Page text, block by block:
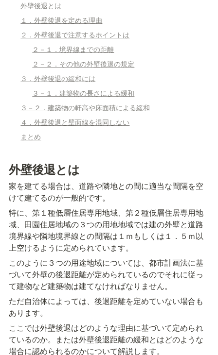
外壁後退とは
１．外壁後退を定める理由
２．外壁後退で注意するホイントは
２－１．境界線までの距離
２－２．その他の外壁後退の規定
３．外壁後退の緩和には
３－１．建築物の長さによる緩和
３－２．建築物の軒高や床面積による緩和
４．外壁後退と壁面線を混同しない
まとめ
外壁後退とは
家を建てる場合は、道路や隣地との間に適当な間隔を空
けて建てるのが一般的です。
特に、第１種低層住居専用地域、第２種低層住居専用地
域、田園住居地域の３つの用地地域では建の外壁と道路
境界線や隣地境界線との間隔は１ｍもしくは１．５ｍ以
上空けるように定められています。
このように３つの用途地域については、都市計画法に基
づいて外壁の後退距離が定められているのでそれに従っ
て建物など建築物は建てなければなりません。
ただ自治体によっては、後退距離を定めていない場合も
あります。
ここでは外壁後退はどのような理由に基づいて定められ
ているのか。または外壁後退距離の緩和とはどのような
場合に認められるのかについて解説します。